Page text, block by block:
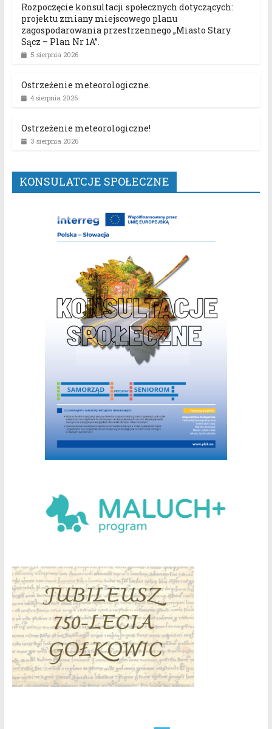
Rozpoczęcie konsultacji społecznych dotyczących:
projektu zmiany miejscowego planu
zagospodarowania przestrzennego „Miasto Stary
Sącz – Plan Nr 1A”.
5 sierpnia 2026
Ostrzeżenie meteorologiczne.
4 sierpnia 2026
Ostrzeżenie meteorologiczne!
3 sierpnia 2026
KONSULATCJE SPOŁECZNE